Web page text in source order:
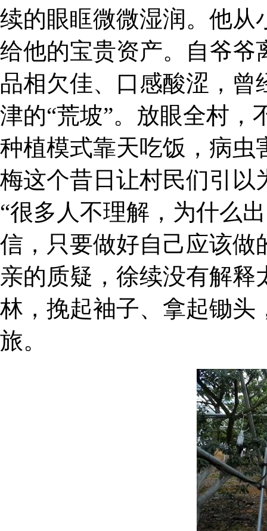
续的眼眶微微湿润。他从
给他的宝贵资产。自爷爷
品相欠佳、口感酸涩，
津的“荒坡”。放眼全村
种植模式靠天吃饭，病虫
梅这个昔日让村民们引以
“很多人不理解，为什么
信，只要做好自己应该做
亲的质疑，徐续没有解
林，挽起袖子、拿起锄头
旅。